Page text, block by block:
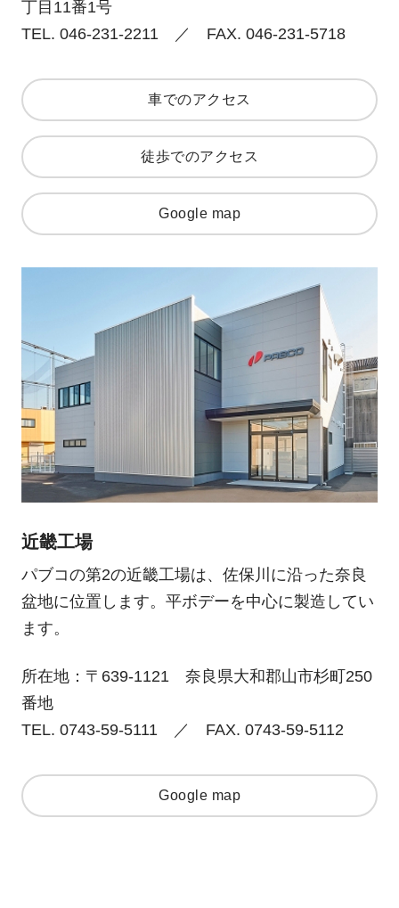
丁目11番1号
TEL. 046-231-2211 ／ FAX. 046-231-5718
車でのアクセス
徒歩でのアクセス
Google map
近畿工場
パブコの第2の近畿工場は、佐保川に沿った奈良
盆地に位置します。平ボデーを中心に製造してい
ます。
所在地：〒639-1121 奈良県大和郡山市杉町250
番地
TEL. 0743-59-5111 ／ FAX. 0743-59-5112
Google map